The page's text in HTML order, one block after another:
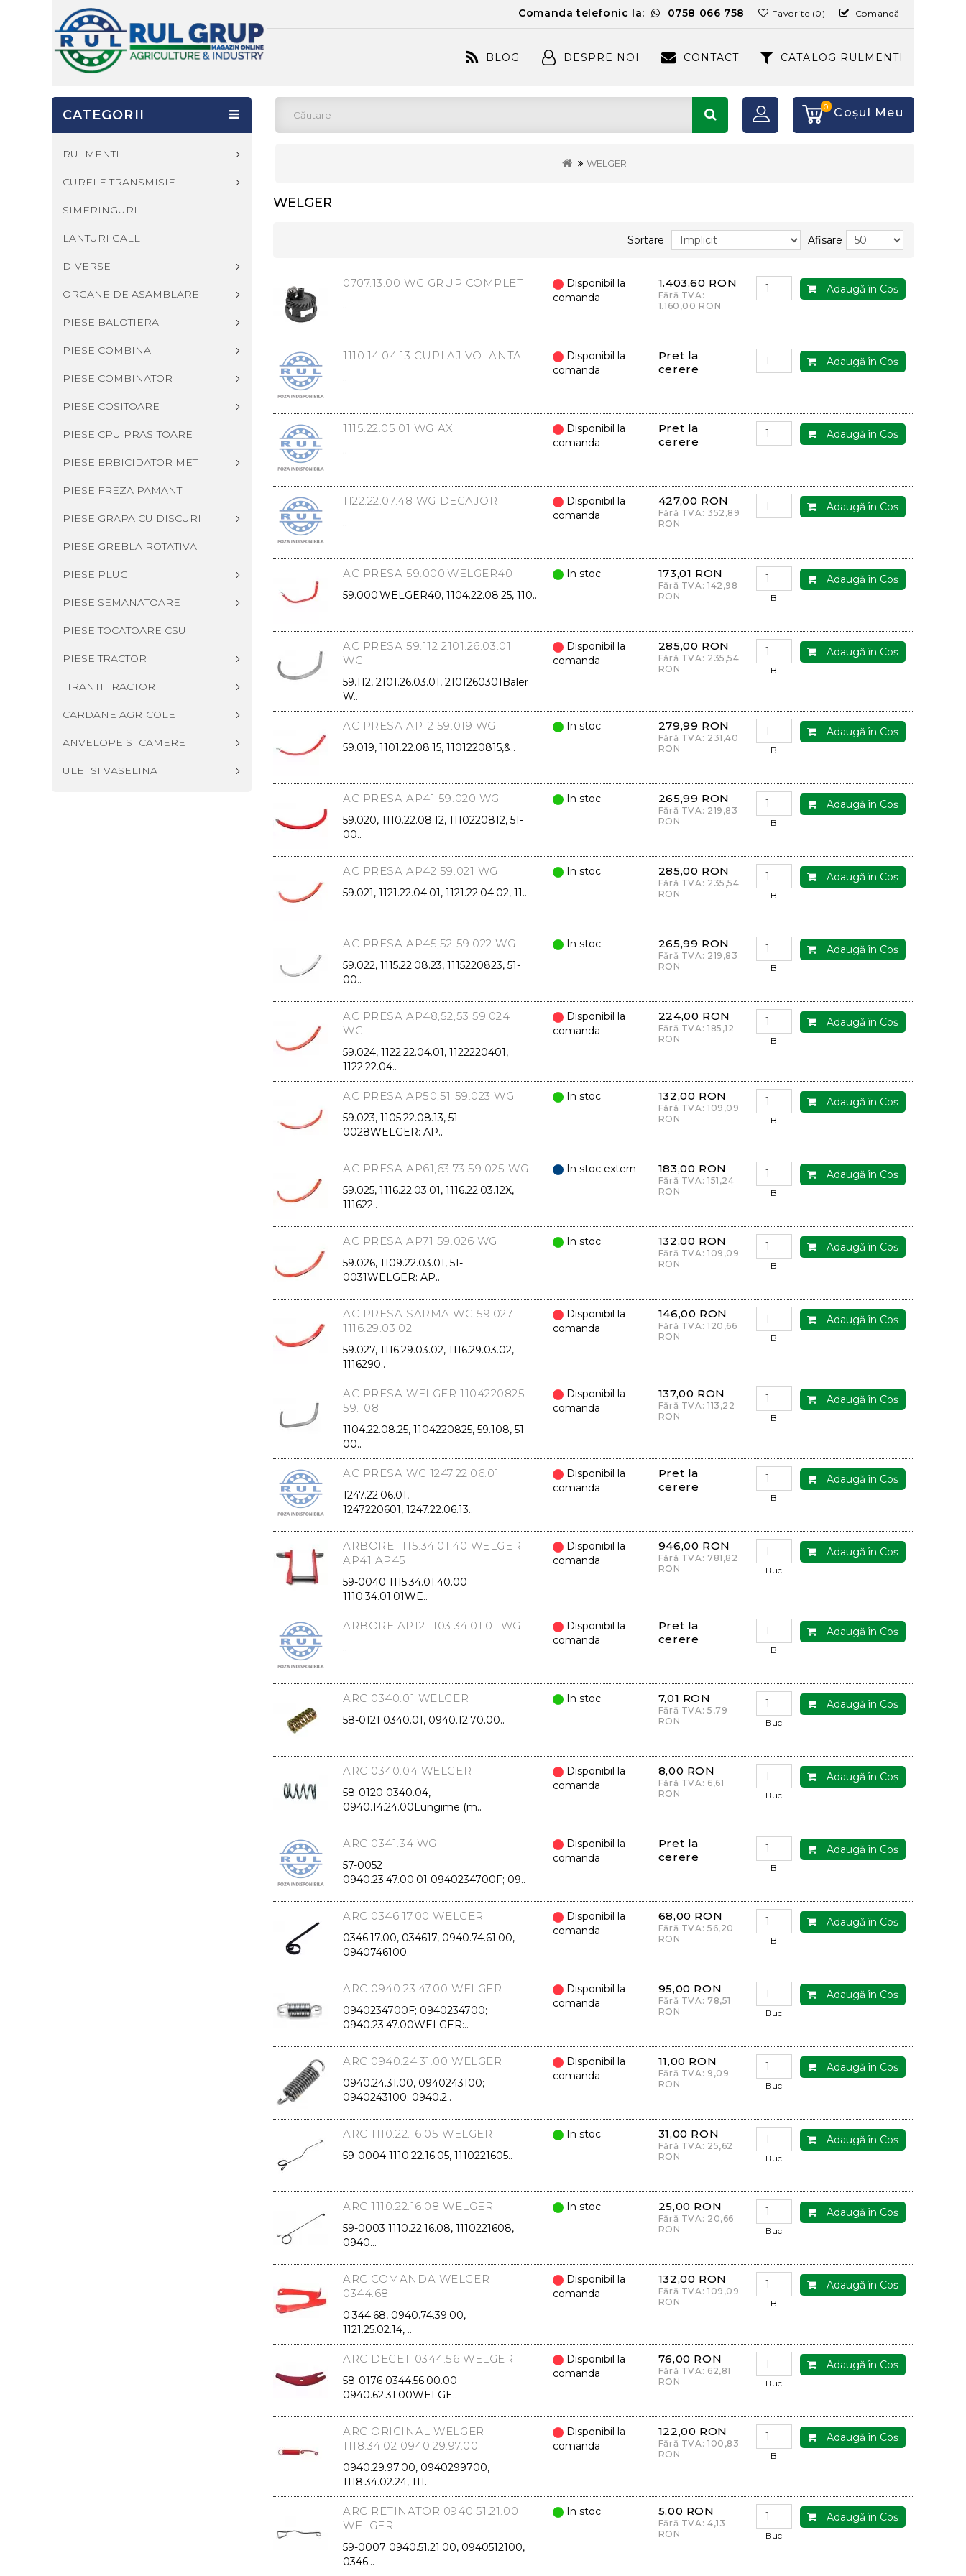
Comanda telefonic la: 0758 066 758 Favorite (0) Comandă
BLOG DESPRE NOI CONTACT CATALOG RULMENTI
0 Coşul Meu
WELGER
CATEGORII
RULMENTI
CURELE TRANSMISIE
SIMERINGURI
LANTURI GALL
DIVERSE
ORGANE DE ASAMBLARE
PIESE BALOTIERA
PIESE COMBINA
PIESE COMBINATOR
PIESE COSITOARE
PIESE CPU PRASITOARE
PIESE ERBICIDATOR MET
PIESE FREZA PAMANT
PIESE GRAPA CU DISCURI
PIESE GREBLA ROTATIVA
PIESE PLUG
PIESE SEMANATOARE
PIESE TOCATOARE CSU
PIESE TRACTOR
TIRANTI TRACTOR
CARDANE AGRICOLE
ANVELOPE SI CAMERE
ULEI SI VASELINA
WELGER
Sortare Afisare
0707.13.00 WG GRUP COMPLET
..
Disponibil la
comanda
1.403,60 RON
Fără TVA:
1.160,00 RON
Adaugă în Coş
1110.14.04.13 CUPLAJ VOLANTA
..
Disponibil la
comanda
Pret la
cerere
Adaugă în Coş
1115.22.05.01 WG AX
..
Disponibil la
comanda
Pret la
cerere
Adaugă în Coş
1122.22.07.48 WG DEGAJOR
..
Disponibil la
comanda
427,00 RON
Fără TVA: 352,89
RON
Adaugă în Coş
AC PRESA 59.000.WELGER40
59.000.WELGER40, 1104.22.08.25, 110..
In stoc 173,01 RON
Fără TVA: 142,98
RON
Adaugă în Coş
B
AC PRESA 59.112 2101.26.03.01
WG
59.112, 2101.26.03.01, 2101260301Baler
W..
Disponibil la
comanda
285,00 RON
Fără TVA: 235,54
RON
Adaugă în Coş
B
AC PRESA AP12 59.019 WG
59.019, 1101.22.08.15, 1101220815,&..
In stoc 279,99 RON
Fără TVA: 231,40
RON
Adaugă în Coş
B
AC PRESA AP41 59.020 WG
59.020, 1110.22.08.12, 1110220812, 51-
00..
In stoc 265,99 RON
Fără TVA: 219,83
RON
Adaugă în Coş
B
AC PRESA AP42 59.021 WG
59.021, 1121.22.04.01, 1121.22.04.02, 11..
In stoc 285,00 RON
Fără TVA: 235,54
RON
Adaugă în Coş
B
AC PRESA AP45,52 59.022 WG
59.022, 1115.22.08.23, 1115220823, 51-
00..
In stoc 265,99 RON
Fără TVA: 219,83
RON
Adaugă în Coş
B
AC PRESA AP48,52,53 59.024
WG
59.024, 1122.22.04.01, 1122220401,
1122.22.04..
Disponibil la
comanda
224,00 RON
Fără TVA: 185,12
RON
Adaugă în Coş
B
AC PRESA AP50,51 59.023 WG
59.023, 1105.22.08.13, 51-
0028WELGER: AP..
In stoc 132,00 RON
Fără TVA: 109,09
RON
Adaugă în Coş
B
AC PRESA AP61,63,73 59.025 WG
59.025, 1116.22.03.01, 1116.22.03.12X,
111622..
In stoc extern 183,00 RON
Fără TVA: 151,24
RON
Adaugă în Coş
B
AC PRESA AP71 59.026 WG
59.026, 1109.22.03.01, 51-
0031WELGER: AP..
In stoc 132,00 RON
Fără TVA: 109,09
RON
Adaugă în Coş
B
AC PRESA SARMA WG 59.027
1116.29.03.02
59.027, 1116.29.03.02, 1116.29.03.02,
1116290..
Disponibil la
comanda
146,00 RON
Fără TVA: 120,66
RON
Adaugă în Coş
B
AC PRESA WELGER 1104220825
59.108
1104.22.08.25, 1104220825, 59.108, 51-
00..
Disponibil la
comanda
137,00 RON
Fără TVA: 113,22
RON
Adaugă în Coş
B
AC PRESA WG 1247.22.06.01
1247.22.06.01,
1247220601, 1247.22.06.13..
Disponibil la
comanda
Pret la
cerere
Adaugă în Coş
B
ARBORE 1115.34.01.40 WELGER
AP41 AP45
59-0040 1115.34.01.40.00
1110.34.01.01WE..
Disponibil la
comanda
946,00 RON
Fără TVA: 781,82
RON
Adaugă în Coş
Buc
ARBORE AP12 1103.34.01.01 WG
..
Disponibil la
comanda
Pret la
cerere
Adaugă în Coş
B
ARC 0340.01 WELGER
58-0121 0340.01, 0940.12.70.00..
In stoc 7,01 RON
Fără TVA: 5,79
RON
Adaugă în Coş
Buc
ARC 0340.04 WELGER
58-0120 0340.04,
0940.14.24.00Lungime (m..
Disponibil la
comanda
8,00 RON
Fără TVA: 6,61
RON
Adaugă în Coş
Buc
ARC 0341.34 WG
57-0052
0940.23.47.00.01 0940234700F; 09..
Disponibil la
comanda
Pret la
cerere
Adaugă în Coş
B
ARC 0346.17.00 WELGER
0346.17.00, 034617, 0940.74.61.00,
0940746100..
Disponibil la
comanda
68,00 RON
Fără TVA: 56,20
RON
Adaugă în Coş
B
ARC 0940.23.47.00 WELGER
0940234700F; 0940234700;
0940.23.47.00WELGER:..
Disponibil la
comanda
95,00 RON
Fără TVA: 78,51
RON
Adaugă în Coş
Buc
ARC 0940.24.31.00 WELGER
0940.24.31.00, 0940243100;
0940243100; 0940.2..
Disponibil la
comanda
11,00 RON
Fără TVA: 9,09
RON
Adaugă în Coş
Buc
ARC 1110.22.16.05 WELGER
59-0004 1110.22.16.05, 1110221605..
In stoc 31,00 RON
Fără TVA: 25,62
RON
Adaugă în Coş
Buc
ARC 1110.22.16.08 WELGER
59-0003 1110.22.16.08, 1110221608,
0940...
In stoc 25,00 RON
Fără TVA: 20,66
RON
Adaugă în Coş
Buc
ARC COMANDA WELGER
0344.68
0.344.68, 0940.74.39.00,
1121.25.02.14, ..
Disponibil la
comanda
132,00 RON
Fără TVA: 109,09
RON
Adaugă în Coş
B
ARC DEGET 0344.56 WELGER
58-0176 0344.56.00.00
0940.62.31.00WELGE..
Disponibil la
comanda
76,00 RON
Fără TVA: 62,81
RON
Adaugă în Coş
Buc
ARC ORIGINAL WELGER
1118.34.02 0940.29.97.00
0940.29.97.00, 0940299700,
1118.34.02.24, 111..
Disponibil la
comanda
122,00 RON
Fără TVA: 100,83
RON
Adaugă în Coş
B
ARC RETINATOR 0940.51.21.00
WELGER
59-0007 0940.51.21.00, 0940512100,
0346...
In stoc 5,00 RON
Fără TVA: 4,13
RON
Adaugă în Coş
Buc